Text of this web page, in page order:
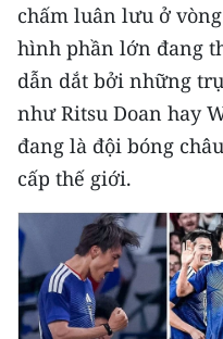
MUA BÁO
ĐỌC BÁO IN
ENGLISH
中文
FRANÇAIS
РУССКИЙ
chấm luân lưu ở
hình phần lớn đang
dẫn dắt bởi những
như Ritsu Doan hay
đang là đội bóng
cấp thế giới.